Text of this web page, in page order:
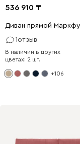
536 910
Диван прямой
1отзыв
В наличии в других
цветах: 2 шт.
+106